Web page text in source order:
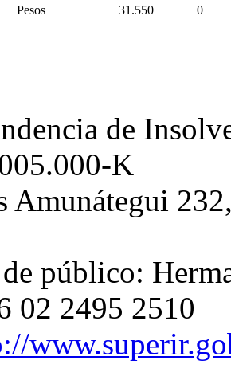
Pesos 31.550 0
de
K
Amunátegui
público:
02 2495 2510